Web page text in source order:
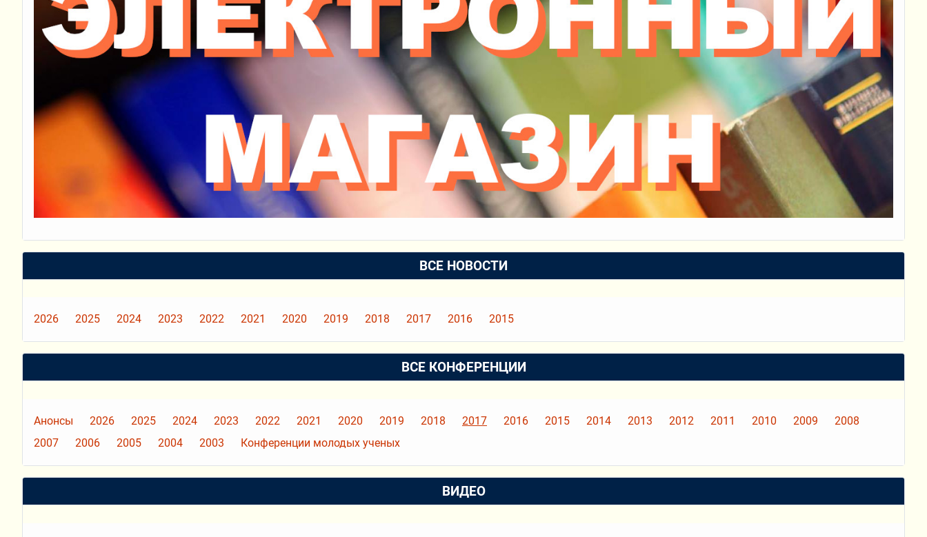
ВСЕ НОВОСТИ
2026 2025 2024 2023 2022 2021 2020 2019 2018 2017 2016 2015
ВСЕ КОНФЕРЕНЦИИ
Анонсы 2026 2025 2024 2023 2022 2021 2020 2019 2018 2017 2016 2015 2014 2013 2012 2011 2010 2009
2008
2007
2006 2005 2004 2003 Конференции молодых ученых
ВИДЕО